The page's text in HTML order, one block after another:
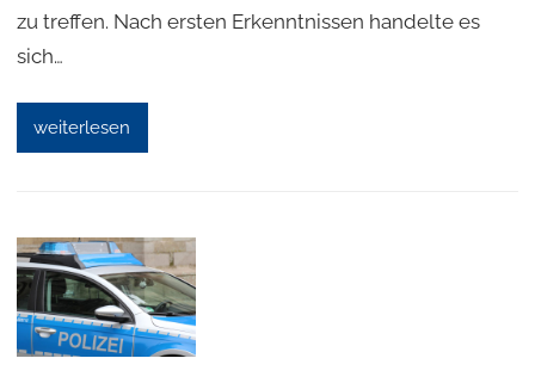
zu treffen. Nach ersten Erkenntnissen handelte es
sich…
weiterlesen